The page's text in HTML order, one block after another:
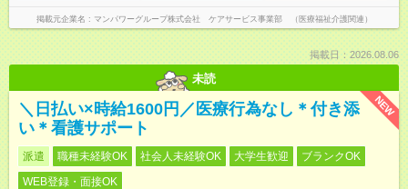
掲載元企業名 マンパワーグループ株式会社 ケアサービス事業部 （医療福祉介護関連）
掲載日：2026.08.06
未読
NEW
＼日払い×時給1600円／医療行為なし＊付き添
い＊看護サポート
派遣 職種未経験OK 社会人未経験OK 大学生歓迎
ブランクOK
WEB登録・面接OK